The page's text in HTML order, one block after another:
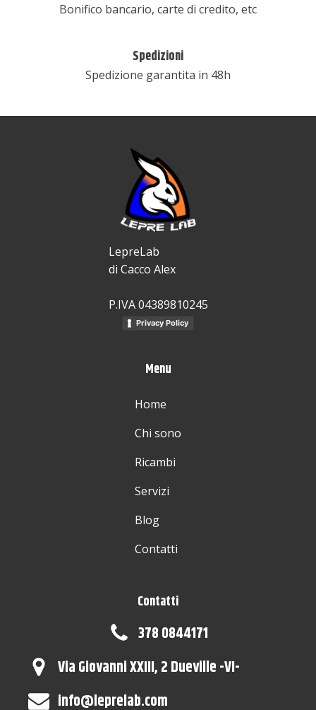
Bonifico bancario, carte di credito, etc
Spedizioni
Spedizione garantita in 48h
LepreLab
di Cacco Alex
P.IVA 04389810245
Privacy Policy
Menu
Home
Chi sono
Ricambi
Servizi
Blog
Contatti
Contatti
378 0844171
Via Giovanni XXIII, 2 Dueville -VI-
info@leprelab.com